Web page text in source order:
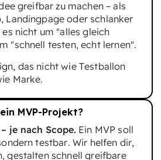
greifbar zu machen – als
Landingpage oder schlanker
nicht um "alles gleich
"schnell testen, echt lernen".
das nicht wie Testballon
Marke.
MVP-Projekt?
je nach Scope. Ein MVP soll
testbar. Wir helfen dir,
gestalten schnell greifbare